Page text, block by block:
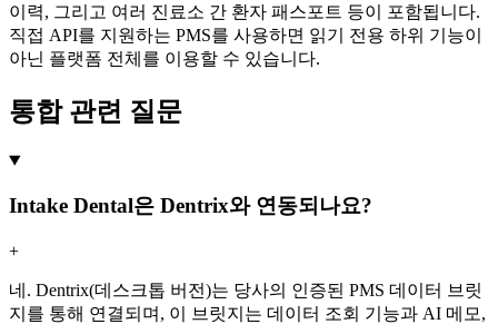
이력, 그리고 여러 진료소 간 환자 패스포트 등이 포함됩니다.
직접 API를 지원하는 PMS를 사용하면 읽기 전용 하위 기능이
아닌 플랫폼 전체를 이용할 수 있습니다.
통합 관련 질문
Intake Dental은 Dentrix와 연동되나요?
+
네. Dentrix(데스크톱 버전)는 당사의 인증된 PMS 데이터 브릿
지를 통해 연결되며, 이 브릿지는 데이터 조회 기능과 AI 메모,